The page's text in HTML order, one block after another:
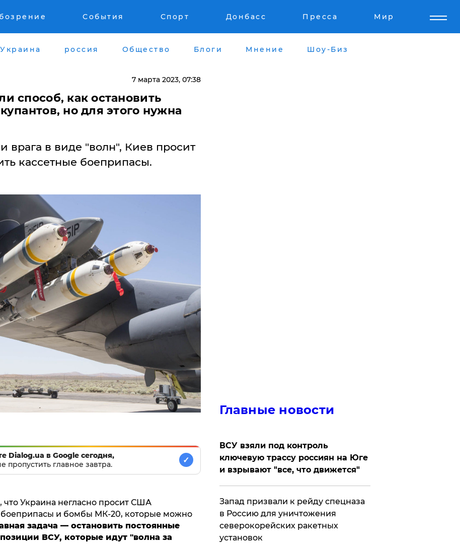
События Спорт Донбасс Пресса Мир
Украина россия Общество Блоги Мнение Шоу-Биз
7 марта 2023, 07:38
способ, как остановить
но для этого нужна
врага в виде "волн", Киев просит
кассетные боеприпасы.
Dialog.ua в Google сегодня,
пропустить главное завтра.
✓
что Украина негласно просит США
боеприпасы и бомбы МК-20, которые можно
задача — остановить постоянные
ВСУ, которые идут "волна за
Главные новости
ВСУ взяли под контроль
ключевую трассу россиян на Юге
и взрывают "все, что движется"
Запад призвали к рейду спецназа
в Россию для уничтожения
северокорейских ракетных
установок